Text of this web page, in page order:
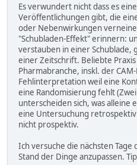
Es verwundert nicht dass es
Veröffentlichungen gibt, die
oder Nebenwirkungen
"Schubladen-Effekt" erinnern:
verstauben in einer Schublade,
einer Zeitschrift. Beliebte
Pharmabranche, inskl. der
Fehlinterpretation weil eine
eine Randomisierung fehlt
unterscheiden sich, was alleine
eine Untersuchung
nicht prospektiv.
Ich versuche die nächsten
Stand der Dinge anzupassen.